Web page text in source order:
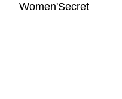
Women'Secret